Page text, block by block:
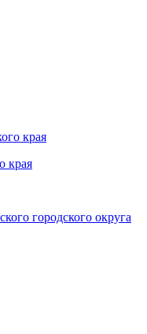
края
края
городского округа